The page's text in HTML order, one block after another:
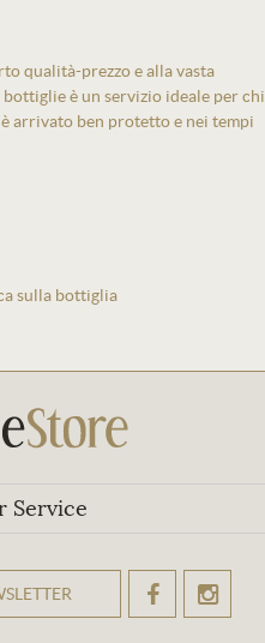
qualità-prezzo e alla vasta
è un servizio ideale per chi
arrivato ben protetto e nei tempi
sulla bottiglia
Service